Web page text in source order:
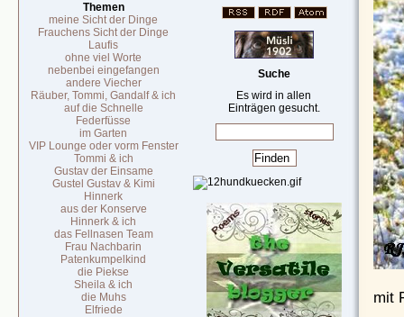
Themen
meine Sicht der Dinge
Frauchens Sicht der Dinge
Laufis
ohne viel Worte
nebenbei eingefangen
andere Viecher
Räuber, Tommi, Gandalf & ich
auf die Schnelle
Federfüsse
im Garten
VIP Lounge oder vorm Fenster
Tommi & ich
Gustav der Einsame
Gustel Gustav & Kimi
Hinnerk
aus der Konserve
Hinnerk & ich
das Fellnasen Team
Frau Nachbarin
Patenkumpelkind
die Piekse
Sheila & ich
die Muhs
Elfriede
Suche
Es wird in allen
Einträgen gesucht.
mit